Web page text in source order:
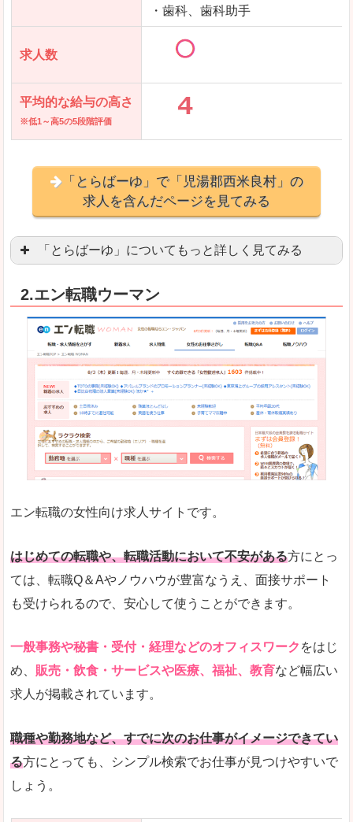
・歯科、歯科助手
求人数
平均的な給与の高さ
※低1～高5の5段階評価
「とらばーゆ」で「児湯郡西米良村」の
求人を含んだページを見てみる
「とらばーゆ」についてもっと詳しく見てみる
良いところ
スマホアプリやソーシャルアカウントが充実して
「ファッション・ブランドページ」という検索
悪いところ
事務などのオフィスワークを探している方にとっ
専門性が強い部分があるので、逆に一般的なお仕
詳しい説明
とにかく、女性ならではの職種の専門性が高いの
また、アパレル・コスメ、エステ・ネイル・美容
人気度
専門性が高いので、これらのお仕事に転職を考
リクルートグループなので、大手という安心感も
使いやすさ
検索がしやすく、求人詳細にも画像やイラストな
2.エン転職ウーマン
エン転職の女性向け求人サイトです。
はじめての転職や、転職活動において不安がある方にとっ
ては、転職Q＆Aやノウハウが豊富なうえ、面接サポート
も受けられるので、安心して使うことができます。
一般事務や秘書・受付・経理などのオフィスワーク をはじ
め、 販売・飲食・サービスや医療、福祉、教育など幅広い
求人が掲載されています。
職種や勤務地など、すでに次のお仕事がイメージできてい
る方にとっても、シンプル検索でお仕事が見つけやすいで
しょう。